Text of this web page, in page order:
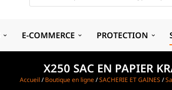
E-COMMERCE PROTECTION
X250 SAC EN PAPIER
Accueil /Boutique en ligne/SACHERIE ET GAINES /